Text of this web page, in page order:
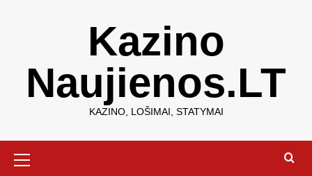
Kazino
Naujienos.LT
KAZINO, LOŠIMAI, STATYMAI